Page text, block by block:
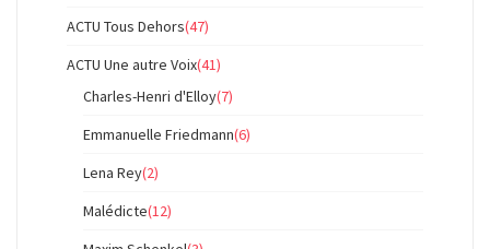
ACTU Tous Dehors(47)
ACTU Une autre Voix(41)
Charles-Henri d'Elloy(7)
Emmanuelle Friedmann(6)
Lena Rey(2)
Malédicte(12)